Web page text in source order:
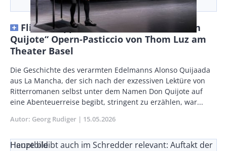
Flickenteppich mit Geniestreich – „Don
Quijote“ Opern-Pasticcio von Thom Luz am
Theater Basel
Vorspann
/
Teaser
Die Geschichte des verarmten Edelmanns Alonso Quijaada
aus La Mancha, der sich nach der exzessiven Lektüre von
Ritterromanen selbst unter dem Namen Don Quijote auf
eine Abenteuerreise begibt, stringent zu erzählen, war...
Autor Georg Rudiger Publikationsdatum
15.05.2026
Henze bleibt auch im Schredder relevant: Auftakt der
Hauptbild